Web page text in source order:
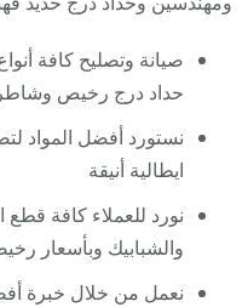
صيانة وتصليح كافة
حداد درج رخيص وشاطر
نستورد أفضل المواد
ايطالية أنيقة
نورد للعملاء كافة قطع
والشبابيك وبأسعار
نعمل من خلال خبرة